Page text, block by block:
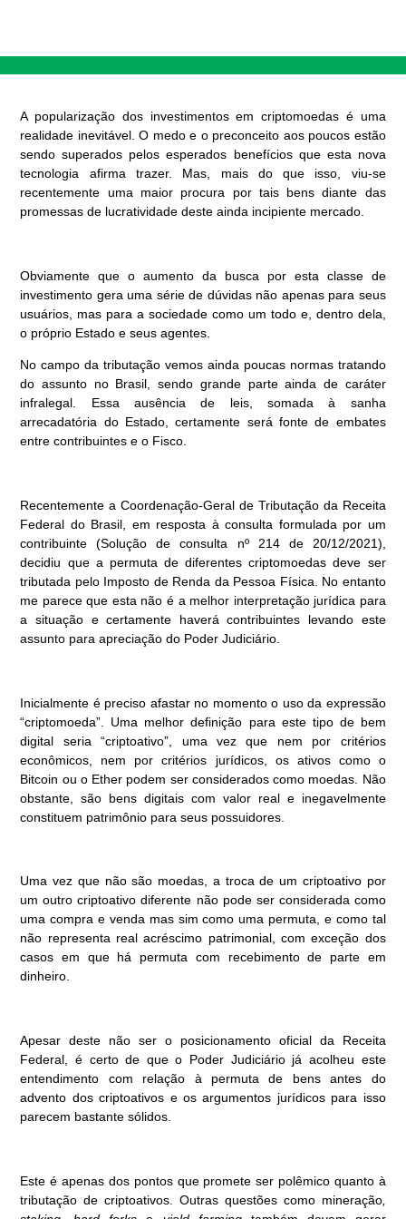
A popularização dos investimentos em criptomoedas é uma
realidade inevitável. O medo e o preconceito aos poucos estão
sendo superados pelos esperados benefícios que esta nova
tecnologia afirma trazer. Mas, mais do que isso, viu-se
recentemente uma maior procura por tais bens diante das
promessas de lucratividade deste ainda incipiente mercado.
Obviamente que o aumento da busca por esta classe de
investimento gera uma série de dúvidas não apenas para seus
usuários, mas para a sociedade como um todo e, dentro dela,
o próprio Estado e seus agentes.
No campo da tributação vemos ainda poucas normas tratando
do assunto no Brasil, sendo grande parte ainda de caráter
infralegal. Essa ausência de leis, somada à sanha
arrecadatória do Estado, certamente será fonte de embates
entre contribuintes e o Fisco.
Recentemente a Coordenação-Geral de Tributação da Receita
Federal do Brasil, em resposta à consulta formulada por um
contribuinte (Solução de consulta nº 214 de 20/12/2021),
decidiu que a permuta de diferentes criptomoedas deve ser
tributada pelo Imposto de Renda da Pessoa Física. No entanto
me parece que esta não é a melhor interpretação jurídica para
a situação e certamente haverá contribuintes levando este
assunto para apreciação do Poder Judiciário.
Inicialmente é preciso afastar no momento o uso da expressão
“criptomoeda”. Uma melhor definição para este tipo de bem
digital seria “criptoativo”, uma vez que nem por critérios
econômicos, nem por critérios jurídicos, os ativos como o
Bitcoin ou o Ether podem ser considerados como moedas. Não
obstante, são bens digitais com valor real e inegavelmente
constituem patrimônio para seus possuidores.
Uma vez que não são moedas, a troca de um criptoativo por
um outro criptoativo diferente não pode ser considerada como
uma compra e venda mas sim como uma permuta, e como tal
não representa real acréscimo patrimonial, com exceção dos
casos em que há permuta com recebimento de parte em
dinheiro.
Apesar deste não ser o posicionamento oficial da Receita
Federal, é certo de que o Poder Judiciário já acolheu este
entendimento com relação à permuta de bens antes do
advento dos criptoativos e os argumentos jurídicos para isso
parecem bastante sólidos.
Este é apenas dos pontos que promete ser polêmico quanto à
tributação de criptoativos. Outras questões como mineração,